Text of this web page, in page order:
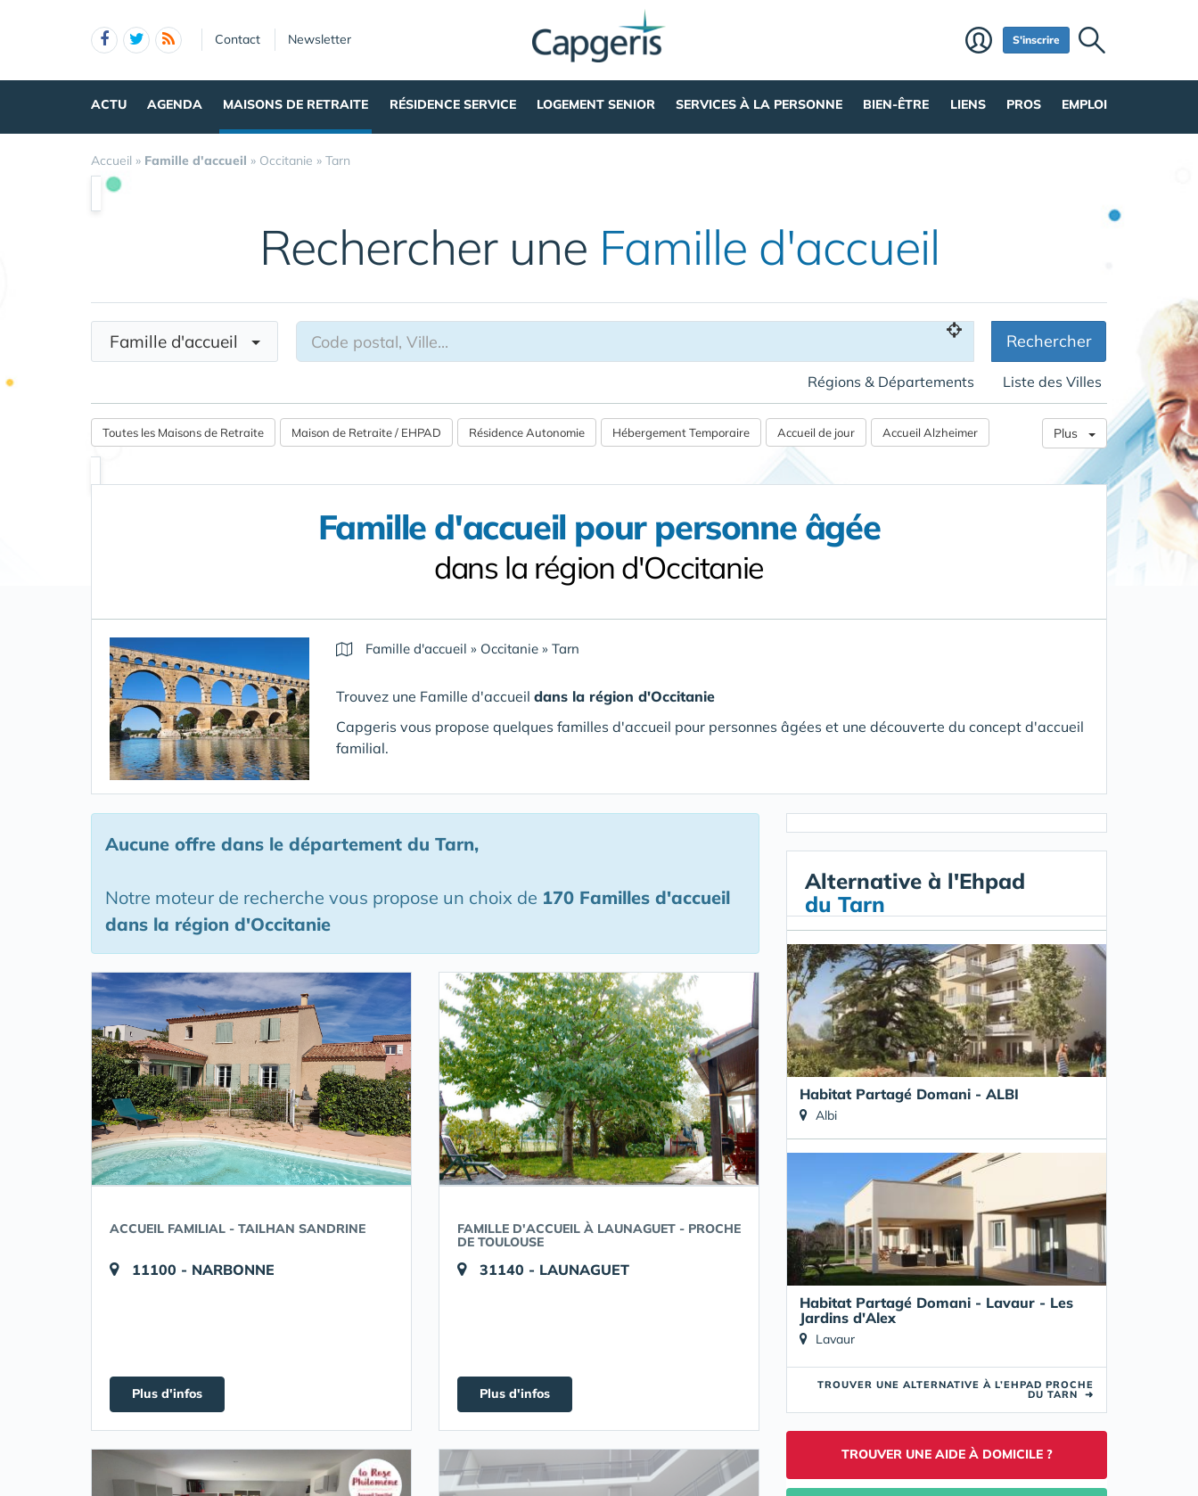
Contact Newsletter S'inscrire
ACTU AGENDA MAISONS DE RETRAITE RÉSIDENCE SERVICE LOGEMENT SENIOR SERVICES À LA PERSONNE BIEN-ÊTRE LIENS PROS EMPLOI
Accueil » Famille d'accueil » Occitanie » Tarn
Rechercher une Famille d'accueil
Famille d'accueil Rechercher
Régions & Départements Liste des Villes
Toutes les Maisons de Retraite Maison de Retraite / EHPAD Résidence Autonomie Hébergement Temporaire Accueil de jour Accueil Alzheimer Plus
Famille d'accueil pour personne âgée
dans la région d'Occitanie
Famille d'accueil » Occitanie » Tarn
Trouvez une Famille d'accueil dans la région d'Occitanie
Capgeris vous propose quelques familles d'accueil pour personnes âgées et une découverte du concept d'accueil
familial.
Aucune offre dans le département du Tarn,
Notre moteur de recherche vous propose un choix de 170 Familles d'accueil
dans la région d'Occitanie
ACCUEIL FAMILIAL - TAILHAN SANDRINE
11100 - NARBONNE
Plus d'infos
FAMILLE D'ACCUEIL À LAUNAGUET - PROCHE
DE TOULOUSE
31140 - LAUNAGUET
Plus d'infos
Alternative à l'Ehpad
du Tarn
Habitat Partagé Domani - ALBI
Albi
Habitat Partagé Domani - Lavaur - Les
Jardins d'Alex
Lavaur
TROUVER UNE ALTERNATIVE À L’EHPAD PROCHE
DU TARN ➜
TROUVER UNE AIDE À DOMICILE ?